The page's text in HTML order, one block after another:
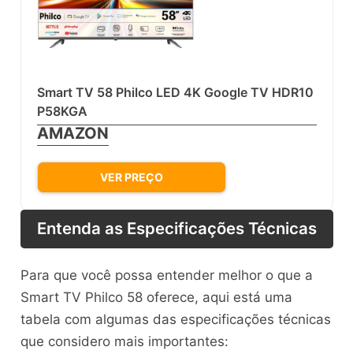
Smart TV 58 Philco LED 4K Google TV HDR10
P58KGA
AMAZON
VER PREÇO
Entenda as Especificações Técnicas
Para que você possa entender melhor o que a
Smart TV Philco 58 oferece, aqui está uma
tabela com algumas das especificações técnicas
que considero mais importantes: